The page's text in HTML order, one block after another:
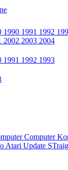
1990 1991 1992
2002 2003 2004
1991 1992 1993
Computer
Atari Update